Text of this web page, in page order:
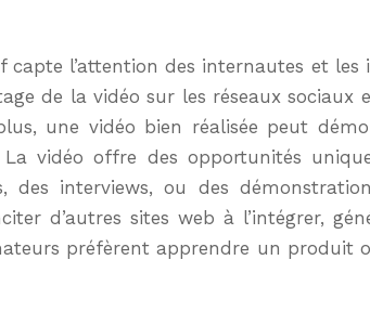
l’attention des internautes et les
de la vidéo sur les réseaux sociaux
une vidéo bien réalisée peut
vidéo offre des opportunités
interviews, ou des
d’autres sites web à l’intégrer,
préfèrent apprendre un produit